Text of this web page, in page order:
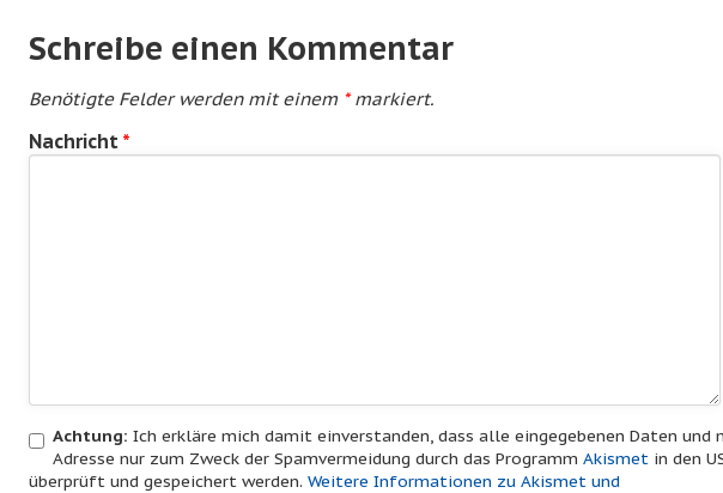
Schreibe einen Kommentar
Benötigte Felder werden mit einem *markiert.
Nachricht *
Achtung: Ich erkläre mich damit einverstanden, dass alle eingegebenen Daten und
Adresse nur zum Zweck der Spamvermeidung durch das ProgrammAkismet in den
überprüft und gespeichert werden.Weitere Informationen zu Akismet und